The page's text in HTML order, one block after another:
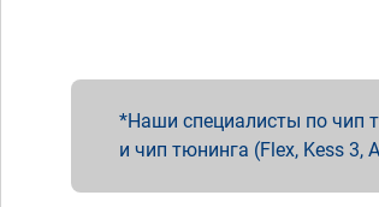
Наши специалисты по чип
и чип тюнинга (Flex, Kess 3,